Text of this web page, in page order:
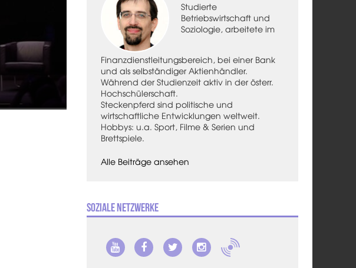
Studierte
Betriebswirtschaft und
Soziologie, arbeitete im
Finanzdienstleitungsbereich, bei einer Bank
und als selbständiger Aktienhändler.
Während der Studienzeit aktiv in der österr.
Hochschülerschaft.
Steckenpferd sind politische und
wirtschaftliche Entwicklungen weltweit.
Hobbys: u.a. Sport, Filme & Serien und
Brettspiele.
Alle Beiträge ansehen
Soziale Netzwerke